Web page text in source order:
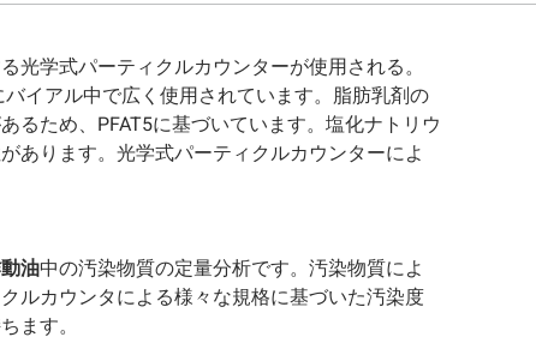
光学式パーティクルカウンターが使用される。
イアル中で広く使用されています。脂肪乳剤の
るため、PFAT5に基づいています。塩化ナトリウ
あります。光学式パーティクルカウンターによ
油中の汚染物質の定量分析です。汚染物質によ
ルカウンタによる様々な規格に基づいた汚染度
ます。